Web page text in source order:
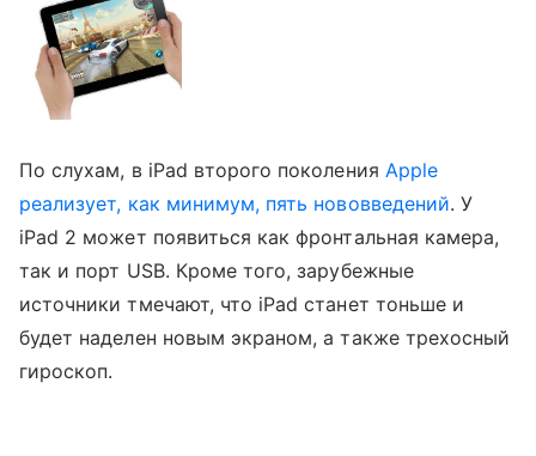
По слухам, в iPad второго поколения Apple
реализует, как минимум, пять нововведений. У
iPad 2 может появиться как фронтальная камера,
так и порт USB. Кроме того, зарубежные
источники тмечают, что iPad станет тоньше и
будет наделен новым экраном, а также трехосный
гироскоп.